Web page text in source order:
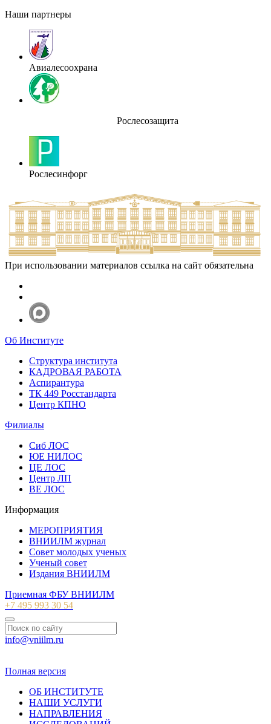
Наши партнеры
Авиалесоохрана
Рослесозащита
Рослесинфорг
При использовании материалов ссылка на сайт обязательна
Об Институте
Структура института
КАДРОВАЯ РАБОТА
Аспирантура
ТК 449 Росстандарта
Центр КПНО
Филиалы
Сиб ЛОС
ЮЕ НИЛОС
ЦЕ ЛОС
Центр ЛП
ВЕ ЛОС
Информация
МЕРОПРИЯТИЯ
ВНИИЛМ журнал
Совет молодых ученых
Ученый совет
Издания ВНИИЛМ
Приемная ФБУ ВНИИЛМ
+7 495 993 30 54
info@vniilm.ru
Полная версия
ОБ ИНСТИТУТЕ
НАШИ УСЛУГИ
НАПРАВЛЕНИЯ